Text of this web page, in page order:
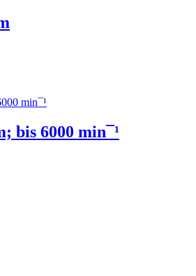
bis 6000 min¯¹